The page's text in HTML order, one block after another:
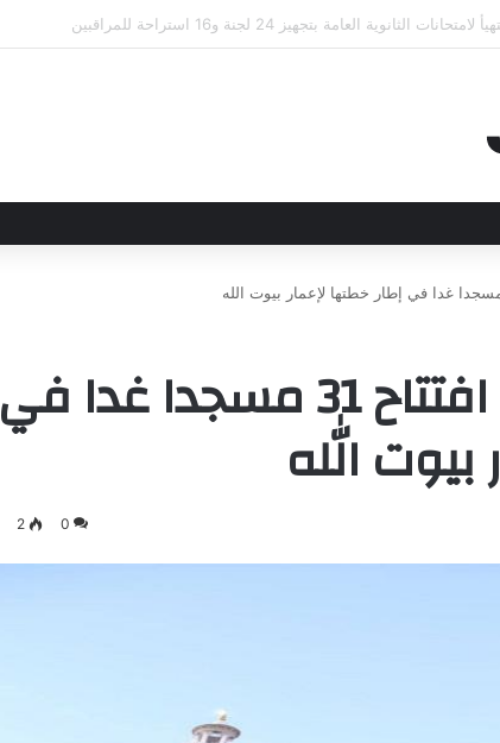
تعززان علاقاتهما من خلال تأسيس شراكة استراتيجية جديدة
الأوقاف تعلن عن افتتاح 31 مسجدا غدا في
بيوت الله
0
2